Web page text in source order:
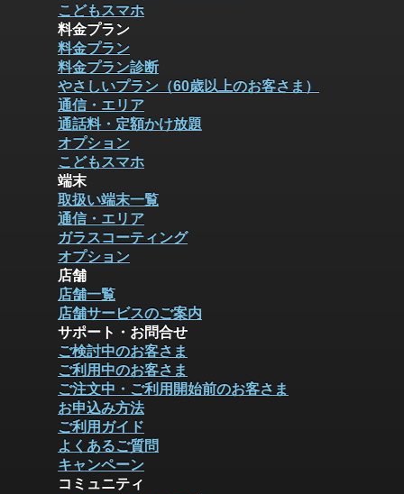
こどもスマホ
料金プラン
料金プラン
料金プラン診断
やさしいプラン（60歳以上のお客さま）
通信・エリア
通話料・定額かけ放題
オプション
こどもスマホ
端末
取扱い端末一覧
通信・エリア
ガラスコーティング
オプション
店舗
店舗一覧
店舗サービスのご案内
サポート・お問合せ
ご検討中のお客さま
ご利用中のお客さま
ご注文中・ご利用開始前のお客さま
お申込み方法
ご利用ガイド
よくあるご質問
キャンペーン
コミュニティ